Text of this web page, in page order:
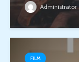
Administrator
FILM